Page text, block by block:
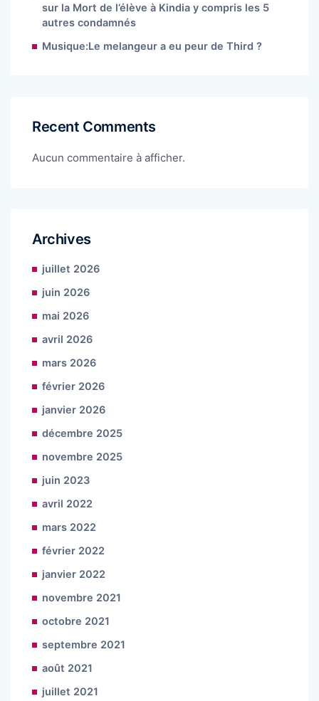
sur la Mort de l’élève à Kindia y compris les 5
autres condamnés
Musique:Le melangeur a eu peur de Third ?
Recent Comments
Aucun commentaire à afficher.
Archives
juillet 2026
juin 2026
mai 2026
avril 2026
mars 2026
février 2026
janvier 2026
décembre 2025
novembre 2025
juin 2023
avril 2022
mars 2022
février 2022
janvier 2022
novembre 2021
octobre 2021
septembre 2021
août 2021
juillet 2021